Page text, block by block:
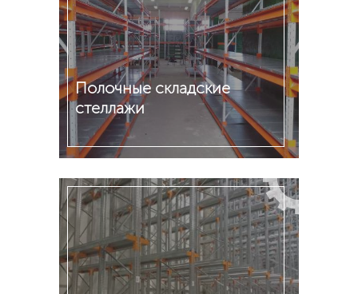
Полочные складские
стеллажи
Подробнее